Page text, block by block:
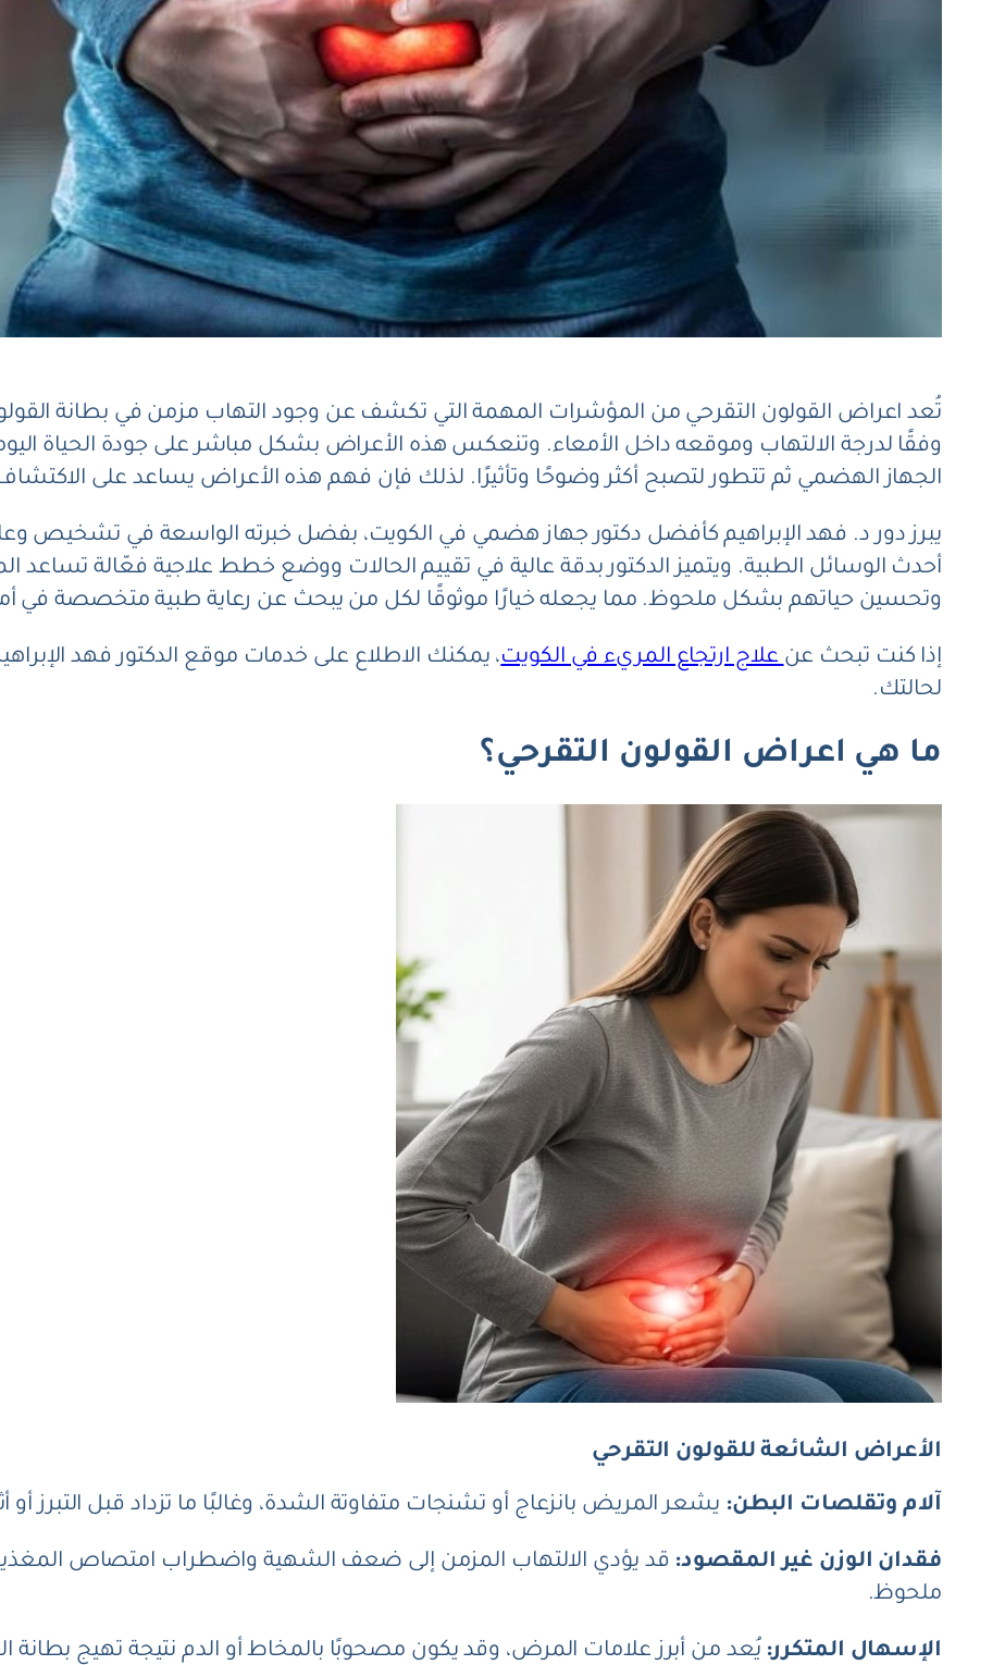
تُعد اعراض القولون التقرحي من المؤشرات المهمة التي تكشف عن وجود التهاب مزمن في بطانة
وفقًا لدرجة الالتهاب وموقعه داخل الأمعاء. وتنعكس هذه الأعراض بشكل مباشر على جودة الحياة
الجهاز الهضمي ثم تتطور لتصبح أكثر وضوحًا وتأثيرًا. لذلك فإن فهم هذه الأعراض يساعد على
يبرز دور د. فهد الإبراهيم كأفضل دكتور جهاز هضمي في الكويت، بفضل خبرته الواسعة في تشخيص
أحدث الوسائل الطبية. ويتميز الدكتور بدقة عالية في تقييم الحالات ووضع خطط علاجية فعّالة
وتحسين حياتهم بشكل ملحوظ. مما يجعله خيارًا موثوقًا لكل من يبحث عن رعاية طبية متخصصة في
إذا كنت تبحث عنعلاج ارتجاع المريء في الكويت، يمكنك الاطلاع على خدمات موقع الدكتور فهد
لحالتك.
ما هي اعراض القولون التقرحي؟
الأعراض الشائعة للقولون التقرحي
آلام وتقلصات البطن: يشعر المريض بانزعاج أو تشنجات متفاوتة الشدة، وغالبًا ما تزداد قبل التبرز أو
فقدان الوزن غير المقصود: قد يؤدي الالتهاب المزمن إلى ضعف الشهية واضطراب امتصاص
ملحوظ.
الإسهال المتكرر: يُعد من أبرز علامات المرض، وقد يكون مصحوبًا بالمخاط أو الدم نتيجة تهيج بطانة